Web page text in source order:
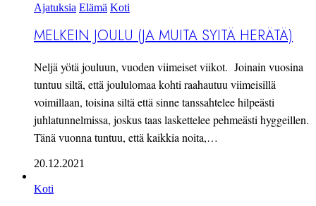
Ajatuksia Elämä Koti
MELKEIN JOULU (JA MUITA SYITÄ HERÄTÄ)
Neljä yötä jouluun, vuoden viimeiset viikot. Joinain vuosina
tuntuu siltä, että joululomaa kohti raahautuu viimeisillä
voimillaan, toisina siltä että sinne tanssahtelee hilpeästi
juhlatunnelmissa, joskus taas laskettelee pehmeästi hyggeillen.
Tänä vuonna tuntuu, että kaikkia noita,…
20.12.2021
Koti